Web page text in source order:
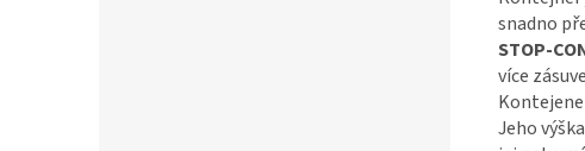
snadno
STOP-
více
Jeho